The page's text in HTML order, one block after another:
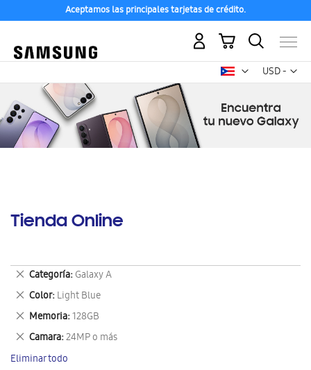
Aceptamos las principales tarjetas de crédito.
USD -
dólar
Mi carrito
Tienda Online
Categoría Galaxy A
Eliminar
este
artículo
Color Light Blue
Eliminar
este
artículo
Memoria 128GB
Eliminar
este
artículo
Camara 24MP o más
Eliminar
este
artículo
Eliminar todo